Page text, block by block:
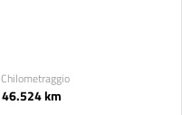
Chilometraggio
46.524 km